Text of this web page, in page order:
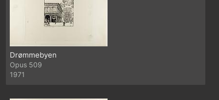
Drømmebyen
509
1971